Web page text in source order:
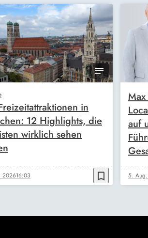
in
12 Highlights, die
wirklich sehen
202616:03 bookmark_border
auf
5.